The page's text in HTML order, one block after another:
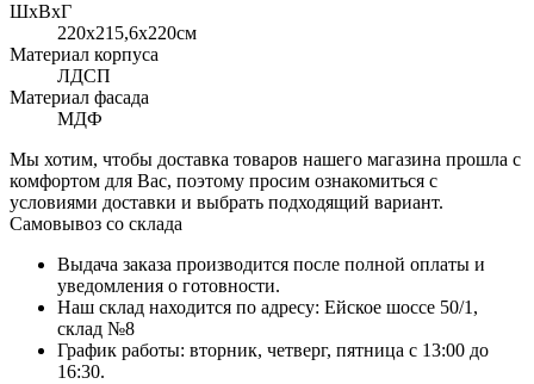
ШхВхГ
220x215,6х220см
Материал корпуса
ЛДСП
Материал фасада
МДФ
Мы хотим, чтобы доставка товаров нашего магазина прошла с
комфортом для Вас, поэтому просим ознакомиться с
условиями доставки и выбрать подходящий вариант.
Самовывоз со склада
Выдача заказа производится после полной оплаты и
уведомления о готовности.
Наш склад находится по адресу: Ейское шоссе 50/1,
склад №8
График работы: вторник, четверг, пятница с 13:00 до
16:30.